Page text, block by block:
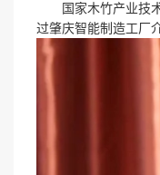
国家木竹产业技
过肇庆智能制造工厂